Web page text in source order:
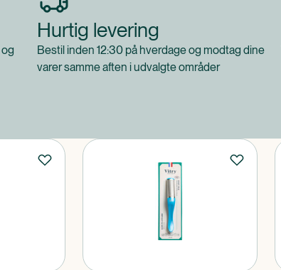
Hurtig levering
Bestil inden 12:30 på hverdage og modtag dine
varer samme aften i udvalgte områder